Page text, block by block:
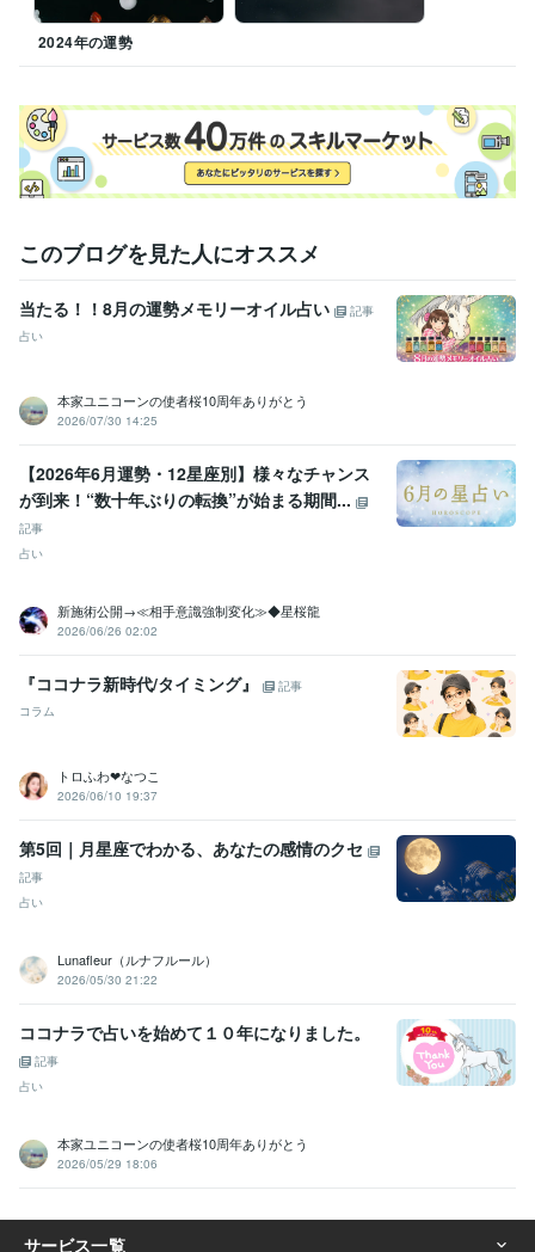
中央大学 2000年3月 ~ 2004年2月
語学力
2024年の運勢
このブログを見た人にオススメ
当たる！！8月の運勢メモリーオイル占い
記事
占い
本家ユニコーンの使者桜10周年ありがとう
2026/07/30 14:25
【2026年6月運勢・12星座別】様々なチャンス
が到来！“数十年ぶりの転換”が始まる期間...
記事
占い
新施術公開→≪相手意識強制変化≫◆星桜龍
2026/06/26 02:02
『ココナラ新時代/タイミング』
記事
コラム
トロふわ❤なつこ
2026/06/10 19:37
第5回｜月星座でわかる、あなたの感情のクセ
記事
占い
Lunafleur（ルナフルール）
2026/05/30 21:22
ココナラで占いを始めて１０年になりました。
記事
占い
本家ユニコーンの使者桜10周年ありがとう
2026/05/29 18:06